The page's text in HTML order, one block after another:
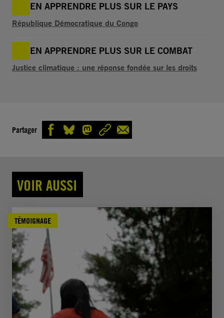
EN APPRENDRE PLUS SUR LE PAYS
République Démocratique du Congo
EN APPRENDRE PLUS SUR LE COMBAT
Justice climatique : une réponse fondée sur les droits
Partager
VOIR AUSSI
TÉMOIGNAGE